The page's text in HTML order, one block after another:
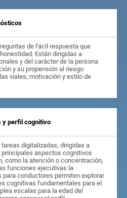
de fácil respuesta que
Están dirigidas a
y del carácter de la persona
y su propensión al riesgo
viales, motivación y estilo de
y perfil cognitivo
digitalizadas, dirigidas a
aspectos cognitivos
como la atención o concentración,
funciones ejecutivas la
para conductores permiten explorar
cognitivas fundamentales para el
escalas para la edad del